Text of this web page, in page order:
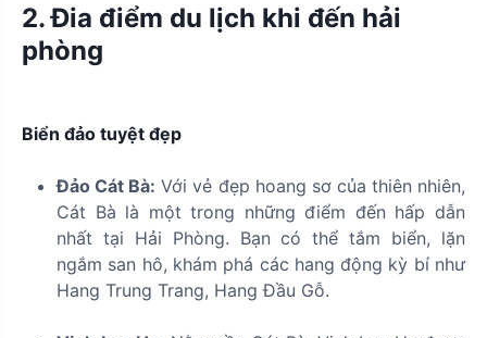
2. Đia điểm du lịch khi đến hải
phòng
Biển đảo tuyệt đẹp
Đảo Cát Bà: Với vẻ đẹp hoang sơ của thiên nhiên,
Cát Bà là một trong những điểm đến hấp dẫn
nhất tại Hải Phòng. Bạn có thể tắm biển, lặn
ngắm san hô, khám phá các hang động kỳ bí như
Hang Trung Trang, Hang Đầu Gỗ.